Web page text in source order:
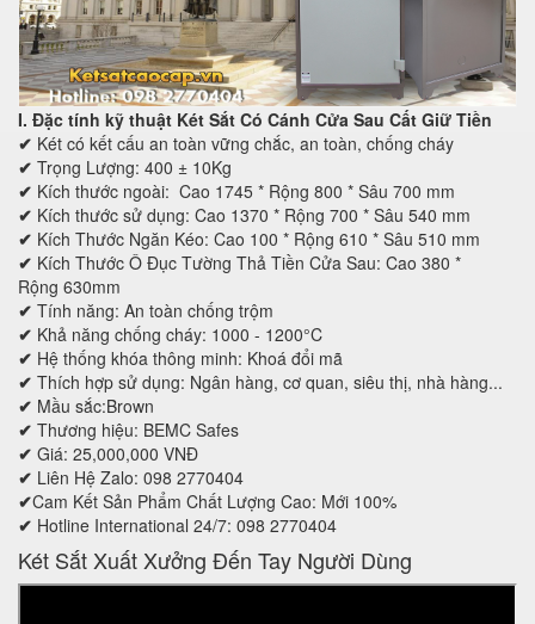
I. Đặc tính kỹ thuật Két Sắt Có Cánh Cửa Sau Cất Giữ Tiền
✔ Két có kết cấu an toàn vững chắc, an toàn, chống cháy
✔ Trọng Lượng: 400 ± 10Kg
✔ Kích thước ngoài: Cao 1745 * Rộng 800 * Sâu 700 mm
✔ Kích thước sử dụng: Cao 1370 * Rộng 700 * Sâu 540 mm
✔ Kích Thước Ngăn Kéo: Cao 100 * Rộng 610 * Sâu 510 mm
✔ Kích Thước Ô Đục Tường Thả Tiền Cửa Sau: Cao 380 *
Rộng 630mm
✔ Tính năng: An toàn chống trộm
✔ Khả năng chống cháy: 1000 - 1200°C
✔ Hệ thống khóa thông minh: Khoá đổi mã
✔ Thích hợp sử dụng: Ngân hàng, cơ quan, siêu thị, nhà hàng...
✔ Mầu sắc:Brown
✔ Thương hiệu: BEMC Safes
✔ Giá: 25,000,000 VNĐ
✔ Liên Hệ Zalo: 098 2770404
✔Cam Kết Sản Phẩm Chất Lượng Cao: Mới 100%
✔ Hotline International 24/7: 098 2770404
Két Sắt Xuất Xưởng Đến Tay Người Dùng